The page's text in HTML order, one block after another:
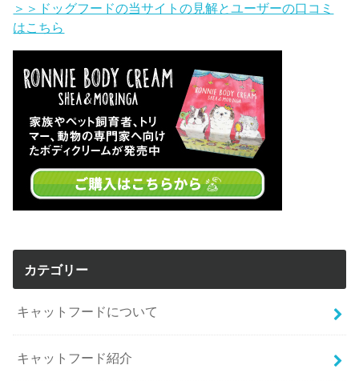
＞＞ドッグフードの当サイトの見解とユーザーの口コミ
はこちら
カテゴリー
キャットフードについて
キャットフード紹介